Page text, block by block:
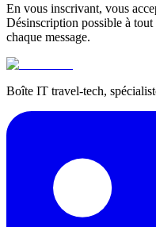
En vous inscrivant, vous
Désinscription possible à
chaque message.
Boîte IT travel-tech,